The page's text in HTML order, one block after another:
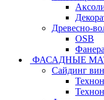
Древесно-
OSB
Фанера
ФАСАДНЫЕ
Сайдинг